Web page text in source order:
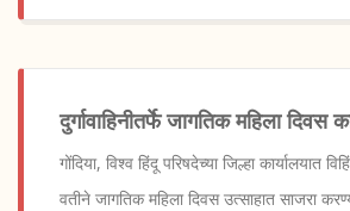
दुर्गावाहिनीतर्फे जागतिक महिला दिवस
गोंदिया, विश्व हिंदू परिषदेच्या जिल्हा कार्यालयात
वतीने जागतिक महिला दिवस उत्साहात साजरा